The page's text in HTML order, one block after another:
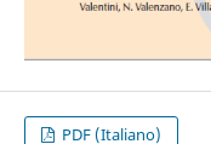
PDF (Italiano)